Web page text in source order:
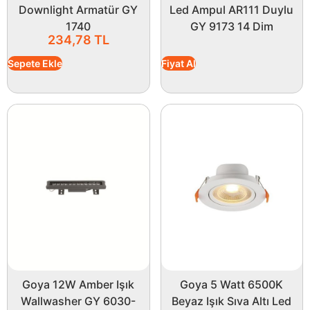
Downlight Armatür GY
1740
234,78 TL
Sepete Ekle
Led Ampul AR111 Duylu
GY 9173 14 Dim
Fiyat Al
Goya 12W Amber Işık
Wallwasher GY 6030-
Goya 5 Watt 6500K
Beyaz Işık Sıva Altı Led